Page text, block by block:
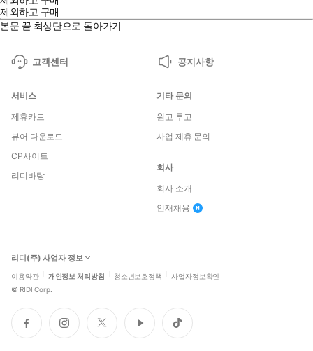
제외하고 구매
본문 끝 최상단으로 돌아가기
고객센터 공지사항
서비스
제휴카드
뷰어 다운로드
CP사이트
리디바탕
기타 문의
원고 투고
사업 제휴 문의
회사
회사 소개
인재채용
리디(주) 사업자 정보
이용약관 개인정보 처리방침 청소년보호정책 사업자정보확인
© RIDI Corp.
페
이
인
스
트
위
유
튜
틱
톡